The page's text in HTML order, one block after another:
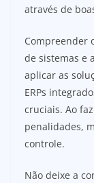
através de
Compreender
de sistemas e
aplicar as
ERPs
cruciais. Ao
penalidades,
controle.
Não deixe a